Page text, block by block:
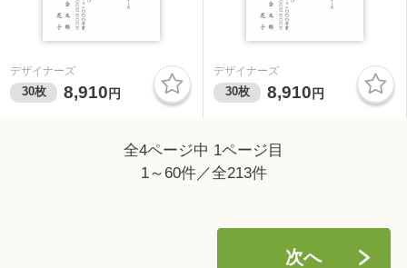
デザイナーズ
30枚 8,910 円
デザイナーズ
30枚 8,910 円
全4ページ中 1ページ目
1～60件／全213件
次へ